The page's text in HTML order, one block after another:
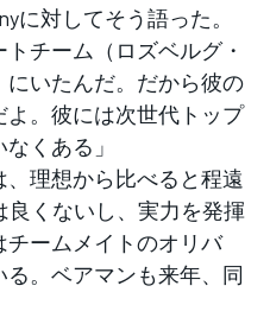
に対してそう語った。
チーム（ロズベルグ・
いたんだ。だから彼の
。彼には次世代トップ
くある」
、理想から比べると程遠
良くないし、実力を発揮
ームメイトのオリバ
。ベアマンも来年、同